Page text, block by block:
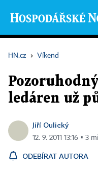
HN.cz › Víkend
ledáren už
Jiří Oulický
12. 9. 2011 13:16 ▪ 3
ODEBÍRAT AUTORA